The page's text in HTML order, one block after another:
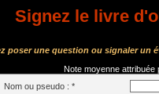
Signez le livre
une question ou signaler un
Note moyenne attribuée
Nom ou pseudo : *